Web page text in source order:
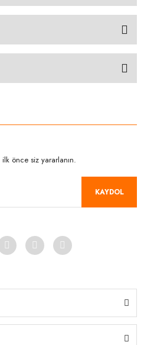
önce siz yararlanın.
KAYDOL